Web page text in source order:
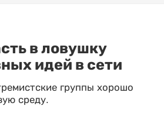
в ловушку
идей в сети
группы хорошо
среду.